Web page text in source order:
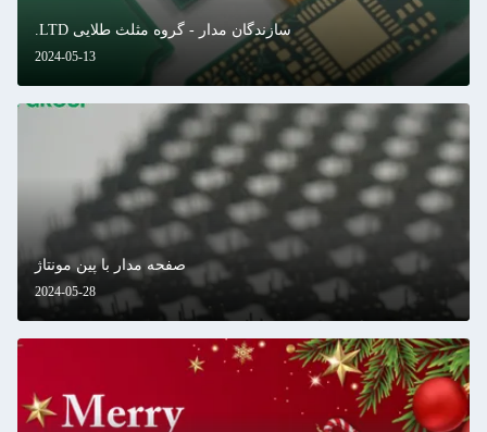
2024-05-13
سازندگان مدار - گروه مثلث طلایی LTD.
2024-05-28
صفحه مدار با پین مونتاژ